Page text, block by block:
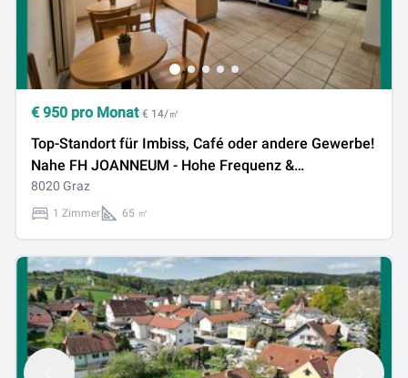
€ 950 pro Monat € 14/㎡
Top-Standort für Imbiss, Café oder andere Gewerbe!
Nahe FH JOANNEUM - Hohe Frequenz &
Sichtbarkeit!
8020 Graz
1 Zimmer 65 ㎡